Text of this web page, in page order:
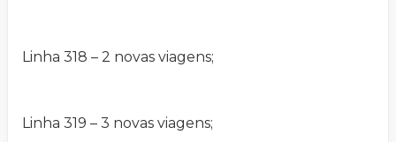
Linha 318 – 2 novas viagens;
Linha 319 – 3 novas viagens;